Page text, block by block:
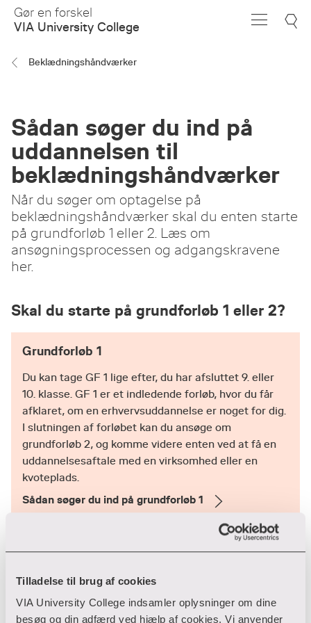
Tilladelse til brug af cookies
VIA University College indsamler oplysninger om dine
besøg og din adfærd ved hjælp af cookies. Vi anvender
Skip
Main
Gør en forskel
VIA University College
Beklædningshåndværker
Sådan søger du ind på
uddannelsen til
beklædningshåndværker
Når du søger om optagelse på
beklædningshåndværker skal du enten starte
på grundforløb 1 eller 2. Læs om
ansøgningsprocessen og adgangskravene
her.
Skal du starte på grundforløb 1 eller 2?
Grundforløb 1
Du kan tage GF 1 lige efter, du har afsluttet 9. eller
10. klasse. GF 1 er et indledende forløb, hvor du får
afklaret, om en erhvervsuddannelse er noget for dig.
I slutningen af forløbet kan du ansøge om
grundforløb 2, og komme videre enten ved at få en
uddannelsesaftale med en virksomhed eller en
kvoteplads.
Sådan søger du ind på grundforløb 1
Du kan starte på GF 2, hvis du har indgået en
uddannelsesaftale med en virksomhed som elev,
eller hvis du har fået tildelt en kvoteplads. På